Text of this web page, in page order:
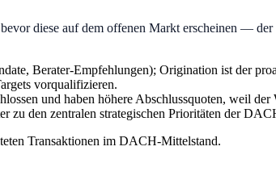
diese auf dem offenen Markt erscheinen —
Berater-Empfehlungen); Origination ist der
vorqualifizieren.
und haben höhere Abschlussquoten, weil
den zentralen strategischen Prioritäten der
Transaktionen im DACH-Mittelstand.